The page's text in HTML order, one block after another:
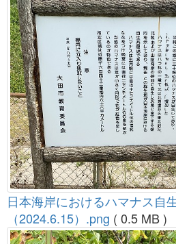
日本海岸におけるハマナス自
（2024.6.15）.png ( 0.5 MB )